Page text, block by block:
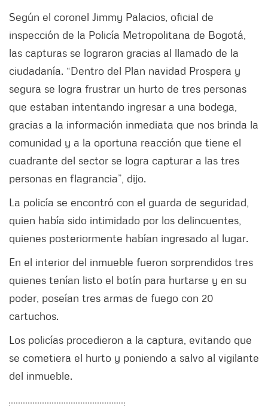
Según el coronel Jimmy Palacios, oficial de
inspección de la Policía Metropolitana de Bogotá,
las capturas se lograron gracias al llamado de la
ciudadanía. “Dentro del Plan navidad Prospera y
segura se logra frustrar un hurto de tres personas
que estaban intentando ingresar a una bodega,
gracias a la información inmediata que nos brinda la
comunidad y a la oportuna reacción que tiene el
cuadrante del sector se logra capturar a las tres
personas en flagrancia”, dijo.
La policía se encontró con el guarda de seguridad,
quien había sido intimidado por los delincuentes,
quienes posteriormente habían ingresado al lugar.
En el interior del inmueble fueron sorprendidos tres
quienes tenían listo el botín para hurtarse y en su
poder, poseían tres armas de fuego con 20
cartuchos.
Los policías procedieron a la captura, evitando que
se cometiera el hurto y poniendo a salvo al vigilante
del inmueble.